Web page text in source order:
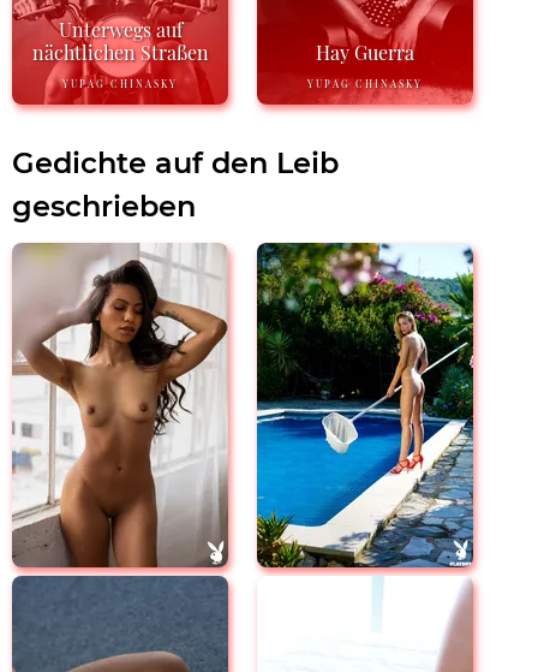
Unterwegs auf
nächtlichen Straßen
YUPAG CHINASKY
Hay Guerra
YUPAG CHINASKY
Gedichte auf den Leib
geschrieben